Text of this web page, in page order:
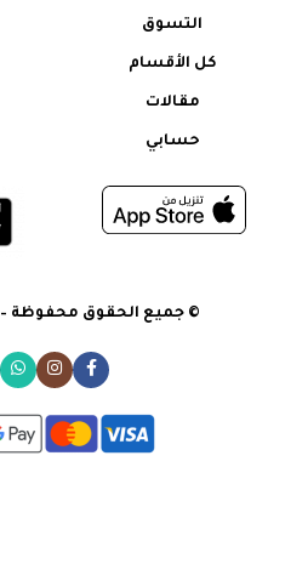
التسوق
كل الأقسام
مقالات
حسابي
© جميع الحقوق محفوظة – essambabil.com